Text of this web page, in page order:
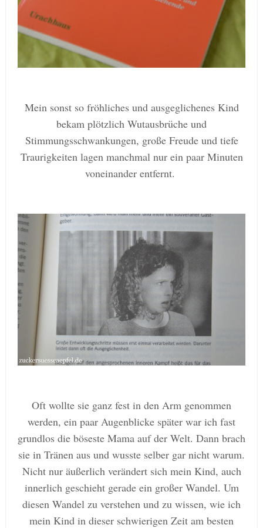
Mein sonst so fröhliches und ausgeglichenes Kind
bekam plötzlich Wutausbrüche und
Stimmungsschwankungen, große Freude und tiefe
Traurigkeiten lagen manchmal nur ein paar Minuten
voneinander entfernt.
Oft wollte sie ganz fest in den Arm genommen
werden, ein paar Augenblicke später war ich fast
grundlos die böseste Mama auf der Welt. Dann brach
sie in Tränen aus und wusste selber gar nicht warum.
Nicht nur äußerlich verändert sich mein Kind, auch
innerlich geschieht gerade ein großer Wandel. Um
diesen Wandel zu verstehen und zu wissen, wie ich
mein Kind in dieser schwierigen Zeit am besten